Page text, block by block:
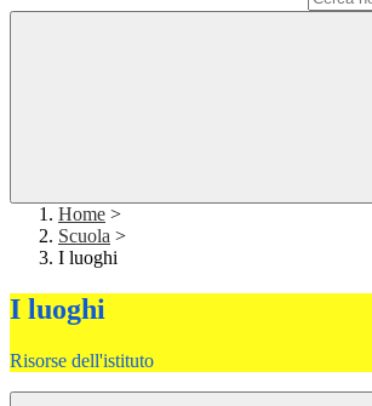
Home >
Scuola >
I luoghi
I luoghi
Risorse dell'istituto